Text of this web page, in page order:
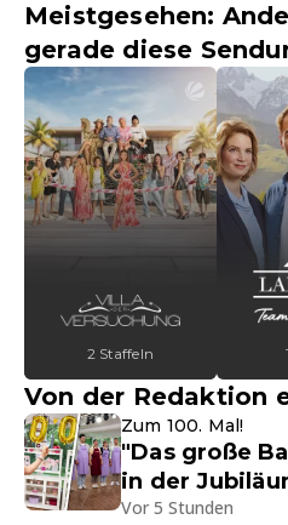
Meistgesehen:
gerade diese
2 Staffeln
Von der Redaktion
Zum 100. Mal!
"Das große
in der
Vor 5 Stunden